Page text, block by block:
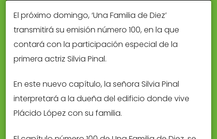
El próximo domingo, ‘Una Familia de Diez’
transmitirá su emisión número 100, en la que
contará con la participación especial de la
primera actriz Silvia Pinal.
En este nuevo capítulo, la señora Silvia Pinal
interpretará a la dueña del edificio donde vive
Plácido López con su familia.